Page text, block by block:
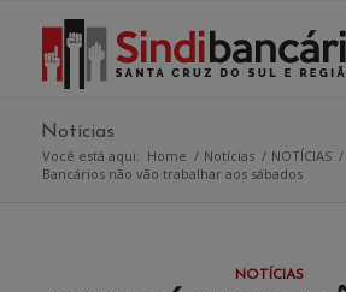
Notícias
Você está aqui: Home / Notícias / NOTÍCIAS /
Bancários não vão trabalhar aos sábados
NOTÍCIAS